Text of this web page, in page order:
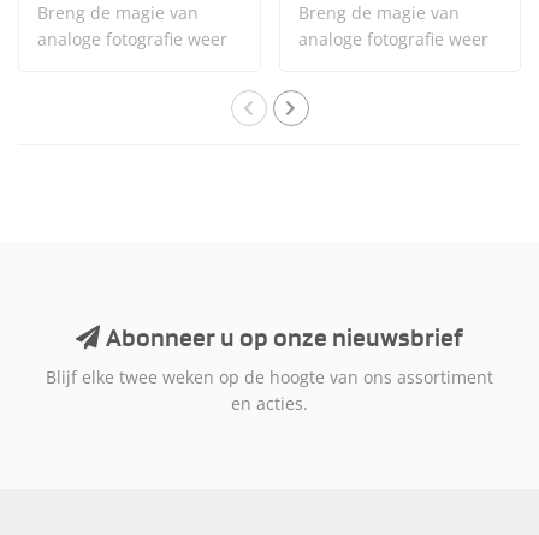
Breng de magie van
analoge fotografie weer
Breng de magie van
analoge fotografie weer
Abonneer u op onze nieuwsbrief
Blijf elke twee weken op de hoogte van ons assortiment
en acties.